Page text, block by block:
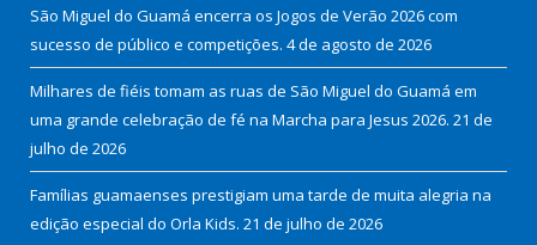
São Miguel do Guamá encerra os Jogos de Verão 2026 com
sucesso de público e competições. 4 de agosto de 2026
Milhares de fiéis tomam as ruas de São Miguel do Guamá em
uma grande celebração de fé na Marcha para Jesus 2026. 21 de
julho de 2026
Famílias guamaenses prestigiam uma tarde de muita alegria na
edição especial do Orla Kids. 21 de julho de 2026